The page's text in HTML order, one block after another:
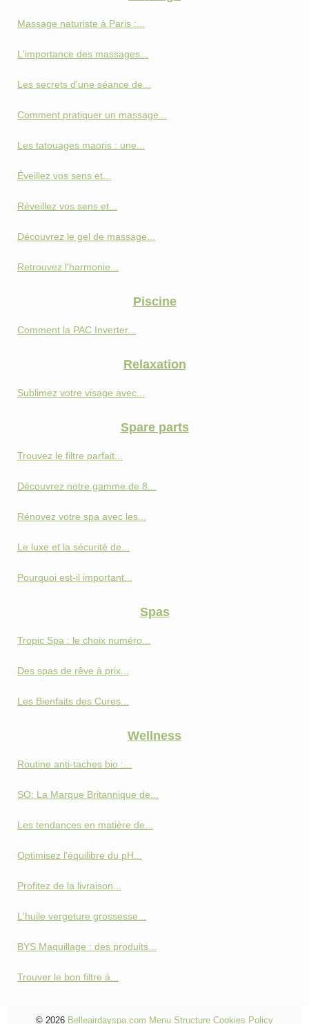
Massage naturiste à Paris :...
L'importance des massages...
Les secrets d'une séance de...
Comment pratiquer un massage...
Les tatouages maoris : une...
Éveillez vos sens et...
Réveillez vos sens et...
Découvrez le gel de massage...
Retrouvez l'harmonie...
Piscine
Comment la PAC Inverter...
Relaxation
Sublimez votre visage avec...
Spare parts
Trouvez le filtre parfait...
Découvrez notre gamme de 8...
Rénovez votre spa avec les...
Le luxe et la sécurité de...
Pourquoi est-il important...
Spas
Tropic Spa : le choix numéro...
Des spas de rêve à prix...
Les Bienfaits des Cures...
Wellness
Routine anti‑taches bio :...
SO: La Marque Britannique de...
Les tendances en matière de...
Optimisez l'équilibre du pH...
Profitez de la livraison...
L'huile vergeture grossesse...
BYS Maquillage : des produits...
Trouver le bon filtre à...
© 2026 Belleairdayspa.com Menu Structure Cookies Policy